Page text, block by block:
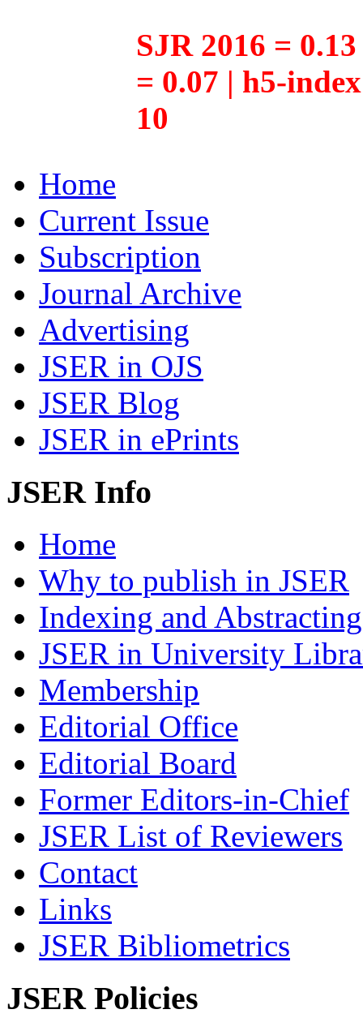
SJR 2016 =
= 0.07 | h5-
10
Home
Current Issue
Subscription
Journal Archive
Advertising
JSER in OJS
JSER Blog
JSER in ePrints
JSER Info
Home
Why to publish in JSER
Indexing and Abstracting
JSER in University
Membership
Editorial Office
Editorial Board
Former Editors-in-Chief
JSER List of Reviewers
Contact
Links
JSER Bibliometrics
JSER Policies